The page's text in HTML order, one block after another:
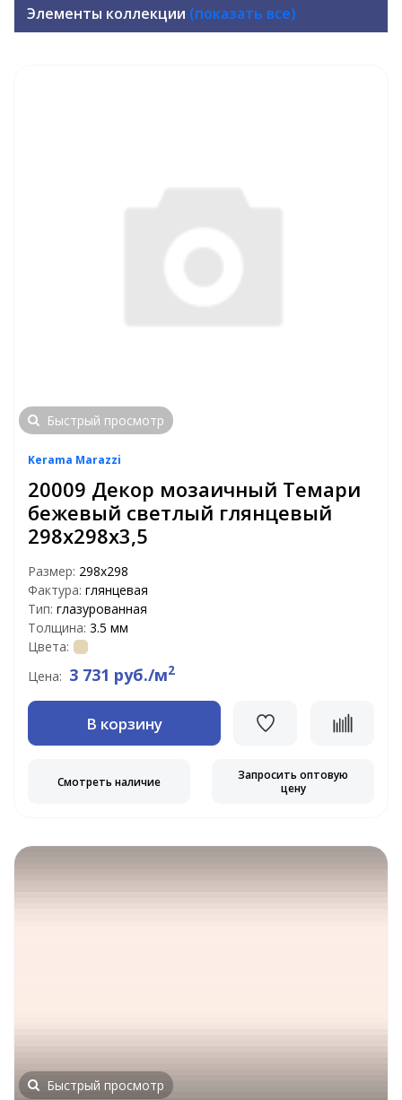
Элементы коллекции (показать все)
Быстрый просмотр
Kerama Marazzi
20009 Декор мозаичный Темари
бежевый светлый глянцевый
298х298х3,5
Размер: 298х298
Фактура: глянцевая
Тип: глазурованная
Толщина: 3.5 мм
Цвета:
Цена: 3 731 руб./м2
В корзину
Смотреть наличие
Запросить оптовую
цену
Быстрый просмотр